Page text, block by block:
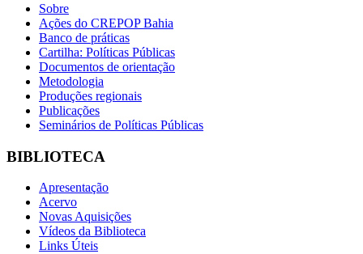
Sobre
Ações do CREPOP Bahia
Banco de práticas
Cartilha: Políticas Públicas
Documentos de orientação
Metodologia
Produções regionais
Publicações
Seminários de Políticas Públicas
BIBLIOTECA
Apresentação
Acervo
Novas Aquisições
Vídeos da Biblioteca
Links Úteis